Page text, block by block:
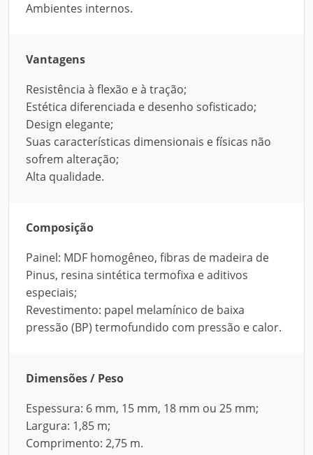
Ambientes internos.
Vantagens
Resistência à flexão e à tração;
Estética diferenciada e desenho sofisticado;
Design elegante;
Suas características dimensionais e físicas não
sofrem alteração;
Alta qualidade.
Composição
Painel: MDF homogêneo, fibras de madeira de
Pinus, resina sintética termofixa e aditivos
especiais;
Revestimento: papel melamínico de baixa
pressão (BP) termofundido com pressão e calor.
Dimensões / Peso
Espessura: 6 mm, 15 mm, 18 mm ou 25 mm;
Largura: 1,85 m;
Comprimento: 2,75 m.